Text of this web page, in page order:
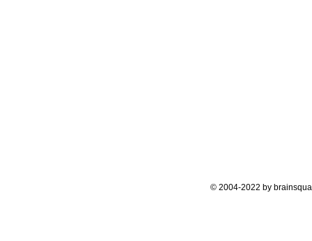
© 2004-2022 by